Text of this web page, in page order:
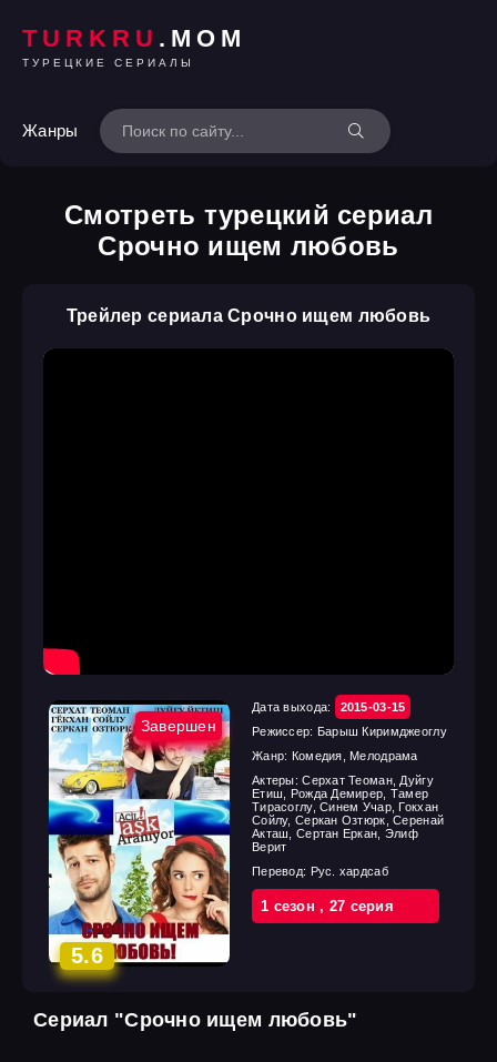
TURKRU .MOM
ТУРЕЦКИЕ СЕРИАЛЫ
Жанры
Смотреть турецкий сериал
Срочно ищем любовь
Трейлер сериала Срочно ищем любовь
Завершен
5.6
Дата выхода:
2015-03-15
Режиссер: Барыш Киримджеоглу
Жанр: Комедия, Мелодрама
Актеры:Серхат Теоман, Дуйгу
Етиш, Рожда Демирер, Тамер
Тирасоглу, Синем Учар, Гокхан
Сойлу, Серкан Озтюрк, Серенай
Акташ, Сертан Еркан, Элиф
Верит
Перевод: Рус. хардсаб
1 cезон, 27 cерия
Сериал "Срочно ищем любовь"